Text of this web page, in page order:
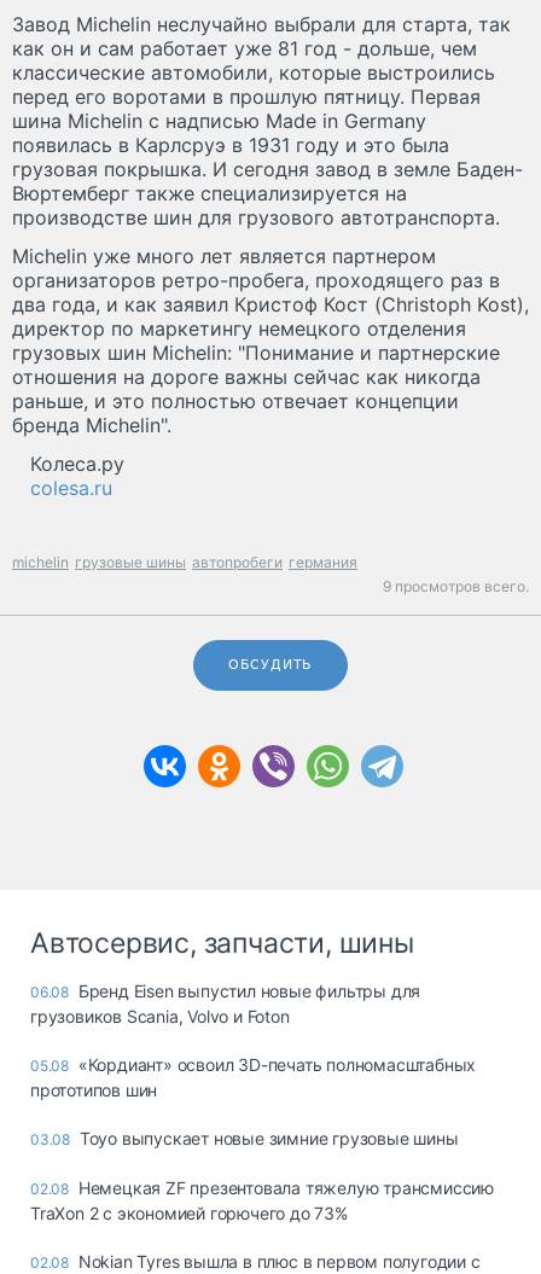
Завод Michelin неслучайно выбрали для старта, так
как он и сам работает уже 81 год - дольше, чем
классические автомобили, которые выстроились
перед его воротами в прошлую пятницу. Первая
шина Michelin с надписью Made in Germany
появилась в Карлсруэ в 1931 году и это была
грузовая покрышка. И сегодня завод в земле Баден-
Вюртемберг также специализируется на
производстве шин для грузового автотранспорта.
Michelin уже много лет является партнером
организаторов ретро-пробега, проходящего раз в
два года, и как заявил Кристоф Кост (Christoph Kost),
директор по маркетингу немецкого отделения
грузовых шин Michelin: "Понимание и партнерские
отношения на дороге важны сейчас как никогда
раньше, и это полностью отвечает концепции
бренда Michelin".
Колеса.ру
colesa.ru
michelin грузовые шины автопробеги германия
9 просмотров всего.
ОБСУДИТЬ
Автосервис, запчасти, шины
06.08 Бренд Eisen выпустил новые фильтры для
грузовиков Scania, Volvo и Foton
05.08 «Кордиант» освоил 3D-печать полномасштабных
прототипов шин
03.08 Toyo выпускает новые зимние грузовые шины
02.08 Немецкая ZF презентовала тяжелую трансмиссию
TraXon 2 с экономией горючего до 73%
02.08 Nokian Tyres вышла в плюс в первом полугодии с